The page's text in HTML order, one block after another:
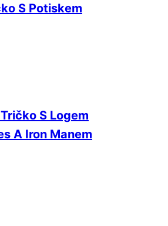
S Potiskem
S Logem
A Iron Manem